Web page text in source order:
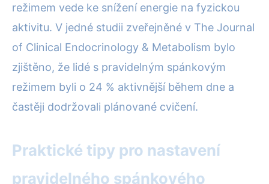
režimem vede ke snížení energie na fyzickou
aktivitu. V jedné studii zveřejněné v The Journal
of Clinical Endocrinology & Metabolism bylo
zjištěno, že lidé s pravidelným spánkovým
režimem byli o 24 % aktivnější během dne a
častěji dodržovali plánované cvičení.
Praktické tipy pro nastavení
pravidelného spánkového